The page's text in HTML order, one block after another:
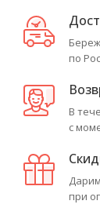
по
В
с
при